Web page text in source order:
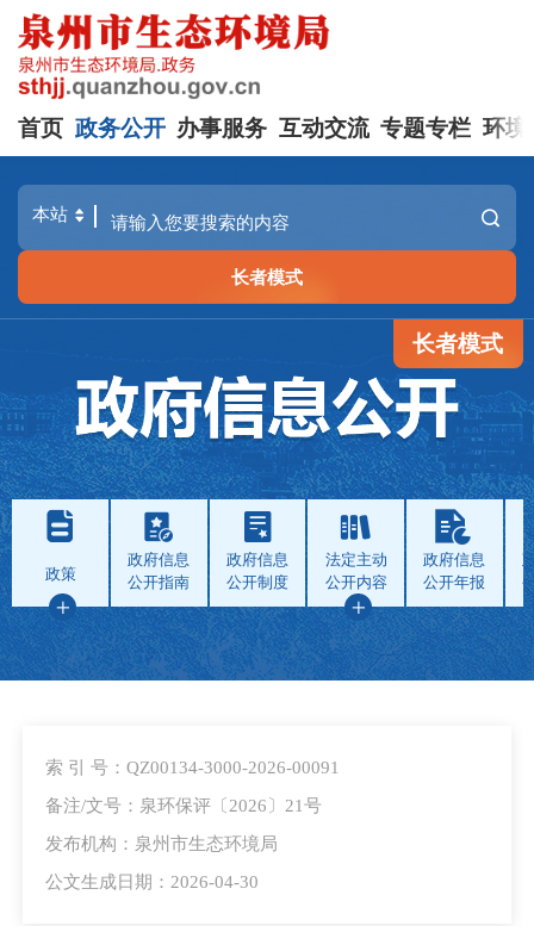
首页 政务公开 办事服务 互动交流 专题专栏 环境
长者模式
长者模式
政策
政府信息
公开指南
政府信息
公开制度
法定主动
公开内容
政府信息
公开年报
索 引 号：QZ00134-3000-2026-00091
备注/文号：泉环保评〔2026〕21号
发布机构：泉州市生态环境局
公文生成日期：2026-04-30